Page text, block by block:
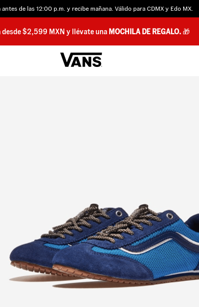
de las 12:00 p.m. y recibe mañana. Válido para CDMX y Edo MX.
desde $2,599 MXN y llévate una MOCHILA DE REGALO.🎁